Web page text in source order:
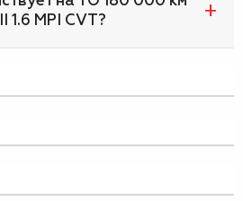
1.6 MPI CVT?